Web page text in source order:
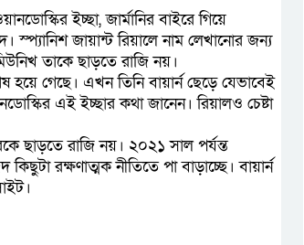
ইচ্ছা, জার্মানির বাইরে গিয়ে
জায়ান্ট রিয়ালে নাম লেখানোর জন্য
তাকে ছাড়তে রাজি নয়।
হয়ে গেছে। এখন তিনি বায়ার্ন ছেড়ে যেভাবেই
এই ইচ্ছার কথা জানেন। রিয়ালও চেষ্টা
ছাড়তে রাজি নয়। ২০২১ সাল পর্যন্ত
কিছুটা রক্ষণাত্মক নীতিতে পা বাড়াচ্ছে। বায়ার্ন